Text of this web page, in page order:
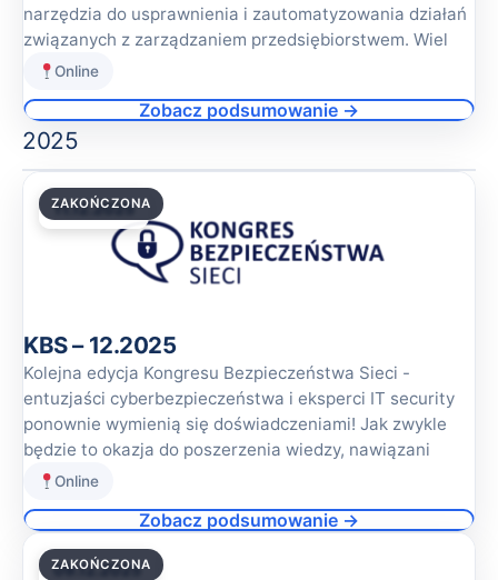
narzędzia do usprawnienia i zautomatyzowania działań
związanych z zarządzaniem przedsiębiorstwem. Wiel
Online
Zobacz podsumowanie →
2025
11.12.2025
ZAKOŃCZONA
KBS – 12.2025
Kolejna edycja Kongresu Bezpieczeństwa Sieci -
entuzjaści cyberbezpieczeństwa i eksperci IT security
ponownie wymienią się doświadczeniami! Jak zwykle
będzie to okazja do poszerzenia wiedzy, nawiązani
Online
Zobacz podsumowanie →
09.12.2025
ZAKOŃCZONA